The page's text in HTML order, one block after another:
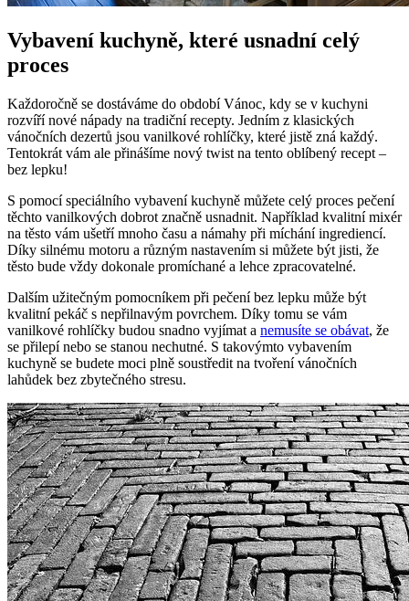
Vybavení kuchyně, které usnadní celý
proces
Každoročně se dostáváme do období Vánoc, kdy se v kuchyni
rozvíří nové nápady na tradiční recepty. Jedním z klasických
vánočních dezertů jsou vanilkové rohlíčky, které jistě zná každý.
Tentokrát vám ale přinášíme nový twist na tento oblíbený recept –
bez lepku!
S pomocí speciálního vybavení kuchyně můžete celý proces pečení
těchto vanilkových dobrot značně usnadnit. Například kvalitní mixér
na těsto vám ušetří mnoho času a námahy při míchání ingrediencí.
Díky silnému motoru a různým nastavením si můžete být jisti, že
těsto bude vždy dokonale promíchané a lehce zpracovatelné.
Dalším užitečným pomocníkem při pečení bez lepku může být
kvalitní pekáč s nepřilnavým povrchem. Díky tomu se vám
vanilkové rohlíčky budou snadno vyjímat a nemusíte se obávat, že
se přilepí nebo se stanou nechutné. S takovýmto vybavením
kuchyně se budete moci plně soustředit na tvoření vánočních
lahůdek bez zbytečného stresu.